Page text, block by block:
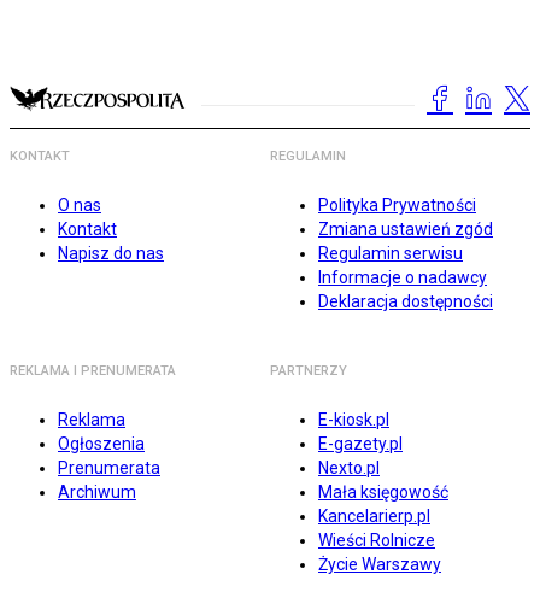
KONTAKT
O nas
Kontakt
Napisz do nas
REGULAMIN
Polityka Prywatności
Zmiana ustawień zgód
Regulamin serwisu
Informacje o nadawcy
Deklaracja dostępności
REKLAMA I PRENUMERATA
Reklama
Ogłoszenia
Prenumerata
Archiwum
PARTNERZY
E-kiosk.pl
E-gazety.pl
Nexto.pl
Mała księgowość
Kancelarierp.pl
Wieści Rolnicze
Życie Warszawy